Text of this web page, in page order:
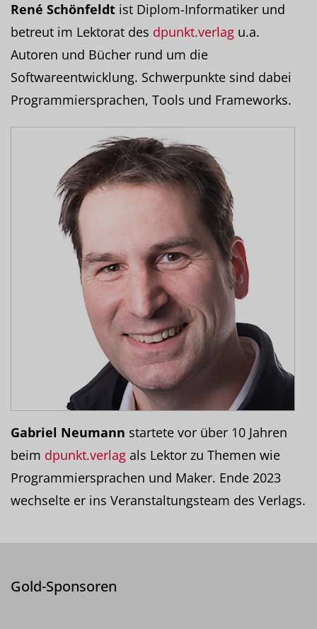
René Schönfeldt ist Diplom-Informatiker und
betreut im Lektorat des dpunkt.verlag u.a.
Autoren und Bücher rund um die
Softwareentwicklung. Schwerpunkte sind dabei
Programmiersprachen, Tools und Frameworks.
Gabriel Neumann startete vor über 10 Jahren
beim dpunkt.verlag als Lektor zu Themen wie
Programmiersprachen und Maker. Ende 2023
wechselte er ins Veranstaltungsteam des Verlags.
Gold-Sponsoren